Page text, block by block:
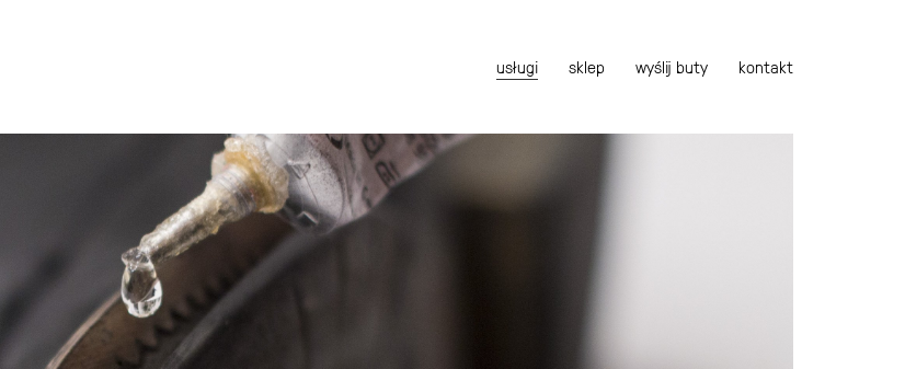
usługi sklep wyślij buty kontakt